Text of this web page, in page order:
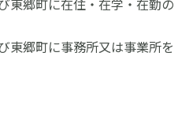
東郷町に在住・在学・在勤の
東郷町に事務所又は事業所を